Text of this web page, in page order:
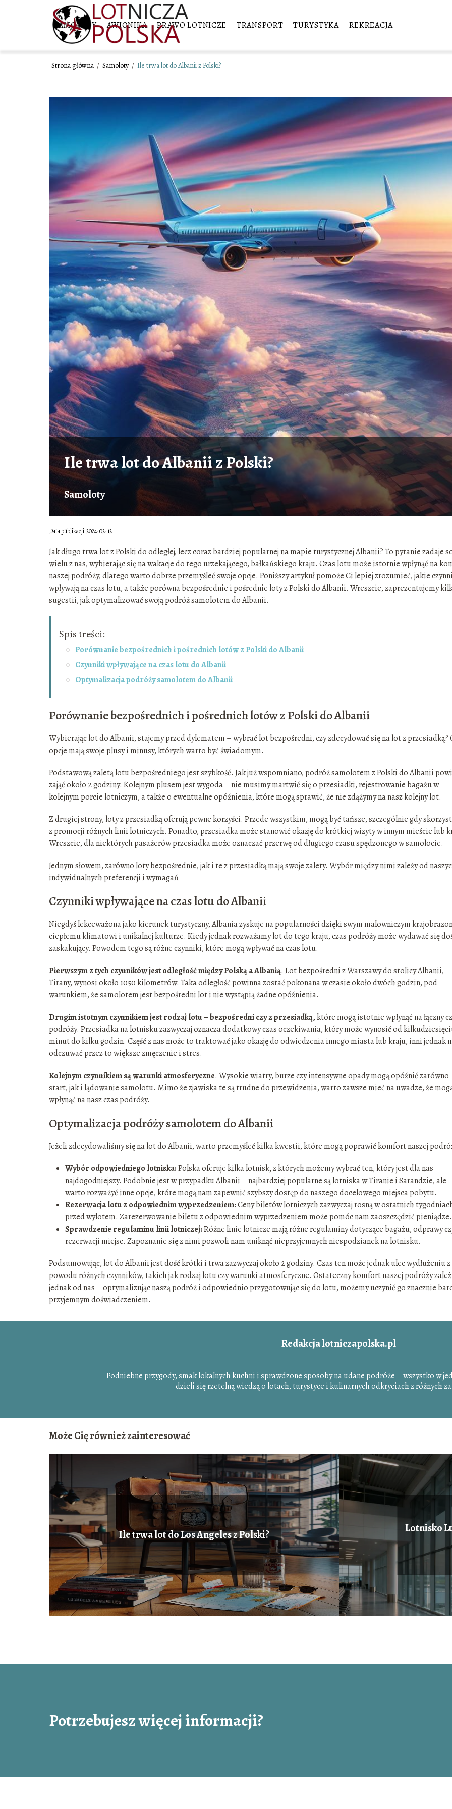
SAMOLOTY AWIONIKA PRAWO LOTNICZE TRANSPORT TURYSTYKA REKREACJA
Strona główna / Samoloty / Ile trwa lot do Albanii z Polski?
Ile trwa lot do Albanii z Polski?
Samoloty
Data publikacji: 2024-02-12
Jak długo trwa lot z Polski do odległej, lecz coraz bardziej popularnej na mapie turystycznej Albanii? To pytanie zadaje
wielu z nas, wybierając się na wakacje do tego urzekającego, bałkańskiego kraju. Czas lotu może istotnie wpłynąć na
naszej podróży, dlatego warto dobrze przemyśleć swoje opcje. Poniższy artykuł pomoże Ci lepiej zrozumieć, jakie
wpływają na czas lotu, a także porówna bezpośrednie i pośrednie loty z Polski do Albanii. Wreszcie, zaprezentujemy
sugestii, jak optymalizować swoją podróż samolotem do Albanii.
Spis treści:
Porównanie bezpośrednich i pośrednich lotów z Polski do Albanii
Czynniki wpływające na czas lotu do Albanii
Optymalizacja podróży samolotem do Albanii
Porównanie bezpośrednich i pośrednich lotów z Polski do Albanii
Wybierając lot do Albanii, stajemy przed dylematem – wybrać lot bezpośredni, czy zdecydować się na lot z przesiadką?
opcje mają swoje plusy i minusy, których warto być świadomym.
Podstawową zaletą lotu bezpośredniego jest szybkość. Jak już wspomniano, podróż samolotem z Polski do Albanii
zająć około 2 godziny. Kolejnym plusem jest wygoda – nie musimy martwić się o przesiadki, rejestrowanie bagażu w
kolejnym porcie lotniczym, a także o ewentualne opóźnienia, które mogą sprawić, że nie zdążymy na nasz kolejny lot.
Z drugiej strony, loty z przesiadką oferują pewne korzyści. Przede wszystkim, mogą być tańsze, szczególnie gdy
z promocji różnych linii lotniczych. Ponadto, przesiadka może stanowić okazję do krótkiej wizyty w innym mieście lub
Wreszcie, dla niektórych pasażerów przesiadka może oznaczać przerwę od długiego czasu spędzonego w samolocie.
Jednym słowem, zarówno loty bezpośrednie, jak i te z przesiadką mają swoje zalety. Wybór między nimi zależy od
indywidualnych preferencji i wymagań
Czynniki wpływające na czas lotu do Albanii
Niegdyś lekceważona jako kierunek turystyczny, Albania zyskuje na popularności dzięki swym malowniczym
ciepłemu klimatowi i unikalnej kulturze. Kiedy jednak rozważamy lot do tego kraju, czas podróży może wydawać się
zaskakujący. Powodem tego są różne czynniki, które mogą wpływać na czas lotu.
Pierwszym z tych czynników jest odległość między Polską a Albanią. Lot bezpośredni z Warszawy do stolicy Albanii,
Tirany, wynosi około 1050 kilometrów. Taka odległość powinna zostać pokonana w czasie około dwóch godzin, pod
warunkiem, że samolotem jest bezpośredni lot i nie wystąpią żadne opóźnienia.
Drugim istotnym czynnikiem jest rodzaj lotu – bezpośredni czy z przesiadką, które mogą istotnie wpłynąć na łączny
podróży. Przesiadka na lotnisku zazwyczaj oznacza dodatkowy czas oczekiwania, który może wynosić od
minut do kilku godzin. Część z nas może to traktować jako okazję do odwiedzenia innego miasta lub kraju, inni jednak
odczuwać przez to większe zmęczenie i stres.
Kolejnym czynnikiem są warunki atmosferyczne. Wysokie wiatry, burze czy intensywne opady mogą opóźnić zarówno
start, jak i lądowanie samolotu. Mimo że zjawiska te są trudne do przewidzenia, warto zawsze mieć na uwadze, że
wpłynąć na nasz czas podróży.
Optymalizacja podróży samolotem do Albanii
Jeżeli zdecydowaliśmy się na lot do Albanii, warto przemyśleć kilka kwestii, które mogą poprawić komfort naszej
Wybór odpowiedniego lotniska:Polska oferuje kilka lotnisk, z których możemy wybrać ten, który jest dla nas
najdogodniejszy. Podobnie jest w przypadku Albanii – najbardziej popularne są lotniska w Tiranie i Sarandzie, ale
warto rozważyć inne opcje, które mogą nam zapewnić szybszy dostęp do naszego docelowego miejsca pobytu.
Rezerwacja lotu z odpowiednim wyprzedzeniem:Ceny biletów lotniczych zazwyczaj rosną w ostatnich
przed wylotem. Zarezerwowanie biletu z odpowiednim wyprzedzeniem może pomóc nam zaoszczędzić pieniądze.
Sprawdzenie regulaminu linii lotniczej:Różne linie lotnicze mają różne regulaminy dotyczące bagażu, odprawy
rezerwacji miejsc. Zapoznanie się z nimi pozwoli nam uniknąć nieprzyjemnych niespodzianek na lotnisku.
Podsumowując, lot do Albanii jest dość krótki i trwa zazwyczaj około 2 godziny. Czas ten może jednak ulec wydłużeniu z
powodu różnych czynników, takich jak rodzaj lotu czy warunki atmosferyczne. Ostateczny komfort naszej podróży
jednak od nas – optymalizując naszą podróż i odpowiednio przygotowując się do lotu, możemy uczynić go znacznie
przyjemnym doświadczeniem.
Redakcja lotniczapolska.pl
Podniebne przygody, smak lokalnych kuchni i sprawdzone sposoby na udane podróże – wszystko w
dzieli się rzetelną wiedzą o lotach, turystyce i kulinarnych odkryciach z różnych
Może Cię również zainteresować
Ile trwa lot do Los Angeles z Polski?
Lotnisko
Potrzebujesz więcej informacji?